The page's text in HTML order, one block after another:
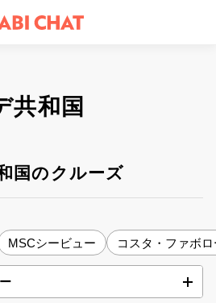
共和国
国のクルーズ
MSCシービュー コスタ・ファボ